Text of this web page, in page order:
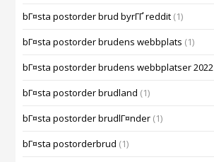
bГ¤sta postorder brud byrГҐ reddit (1)
bГ¤sta postorder brudens webbplats (1)
bГ¤sta postorder brudens webbplatser 2022
bГ¤sta postorder brudland (1)
bГ¤sta postorder brudlГ¤nder (1)
bГ¤sta postorderbrud (1)